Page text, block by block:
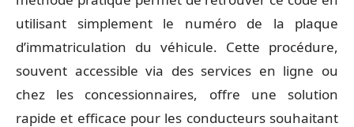
utilisant simplement le numéro de la plaque
d’immatriculation du véhicule. Cette procédure,
souvent accessible via des services en ligne ou
chez les concessionnaires, offre une solution
rapide et efficace pour les conducteurs souhaitant